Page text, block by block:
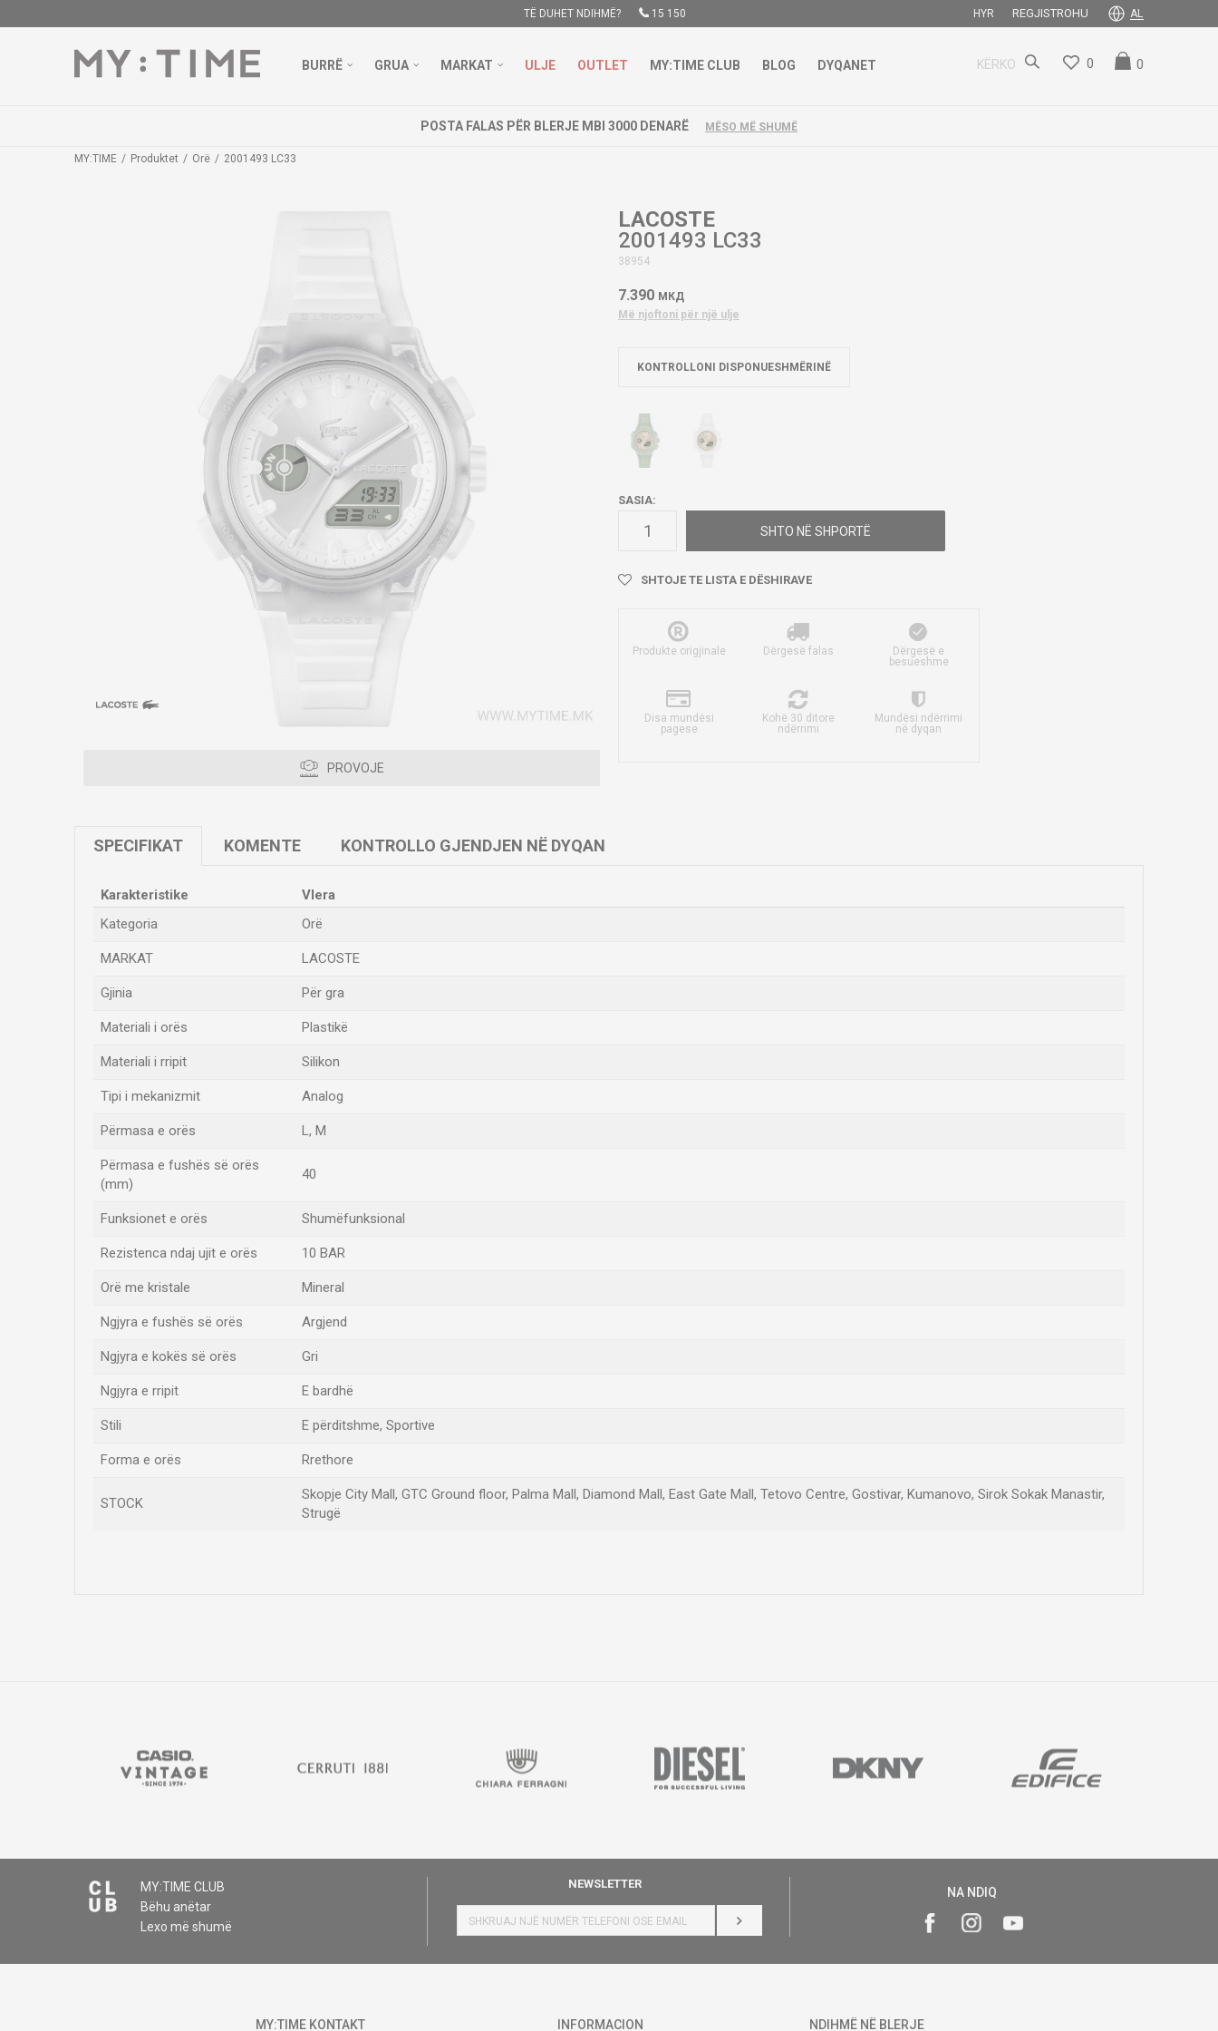
TË DUHET NDIHMË? 15 150 HYR REGJISTROHU AL
BURRË GRUA MARKAT ULJE OUTLET MY:TIME CLUB BLOG DYQANET KËRKO 0
0
POSTA FALAS PËR BLERJE MBI 3000 DENARË MËSO MË SHUMË
MY:TIME Produktet Orë 2001493 LC33
PROVOJE
LACOSTE
2001493 LC33
38954
7.390 МКД
Më njoftoni për një ulje
KONTROLLONI DISPONUESHMËRINË
SASIA:
SHTO NË SHPORTË
SHTOJE TE LISTA E DËSHIRAVE
Produkte origjinale Dërgesë falas
Dërgesë e
besueshme
Disa mundësi
pagese
Kohë 30 ditore
ndërrimi
Mundësi ndërrimi
në dyqan
SPECIFIKAT KOMENTE KONTROLLO GJENDJEN NË DYQAN
Karakteristike
Vlera
Kategoria
Orë
MARKAT LACOSTE
Gjinia Për gra
Materiali i orës Plastikë
Materiali i rripit Silikon
Tipi i mekanizmit Analog
Përmasa e orës L, M
Përmasa e fushës së orës
(mm)
40
Funksionet e orës Shumëfunksional
Rezistenca ndaj ujit e orës 10 BAR
Orë me kristale Mineral
Ngjyra e fushës së orës Argjend
Ngjyra e kokës së orës Gri
Ngjyra e rripit E bardhë
Stili E përditshme, Sportive
Forma e orës Rrethore
STOCK
Skopje City Mall, GTC Ground floor, Palma Mall, Diamond Mall, East Gate Mall, Tetovo Centre, Gostivar, Kumanovo, Sirok Sokak Manastir,
Strugë
DËRGO
MY:TIME CLUB
Bëhu anëtar
Lexo më shumë
NEWSLETTER
HYR
NA NDIQ
MY:TIME KONTAKT
INFORMACION
NDIHMË NË BLERJE